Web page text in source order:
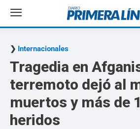
Internacionales
Tragedia en
terremoto dejó al
muertos y más de
heridos